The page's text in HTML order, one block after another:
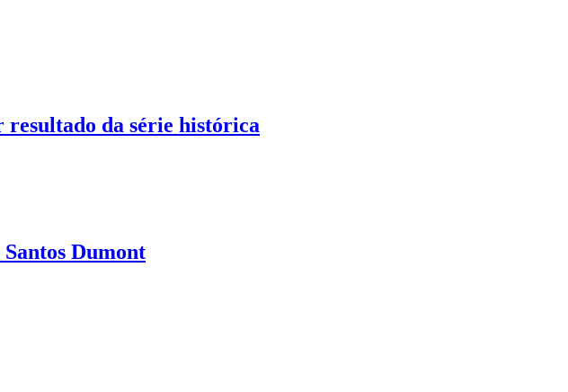
resultado da série histórica
Dumont